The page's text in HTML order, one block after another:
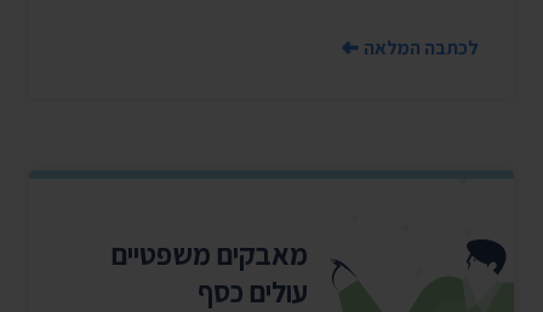
לכתבה המלאה
מאבקים משפטיים
עולים כסף